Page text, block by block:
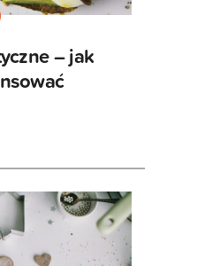
– jak